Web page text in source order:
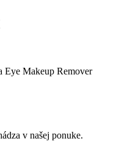
Makeup Remover
v našej ponuke.